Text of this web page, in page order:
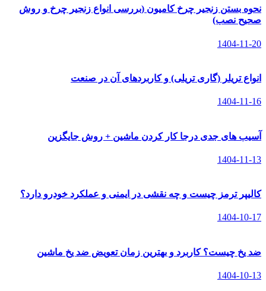
نحوه بستن زنجیر چرخ کامیون (بررسی انواع زنجیر چرخ و روش
صحیح نصب)
1404-11-20
انواع تریلر (گاری تریلی) و کاربردهای آن در صنعت
1404-11-16
آسیب های جدی درجا کار کردن ماشین + روش جایگزین
1404-11-13
کالیپر ترمز چیست و چه نقشی در ایمنی و عملکرد خودرو دارد؟
1404-10-17
ضد یخ چیست؟ کاربرد و بهترین زمان تعویض ضد یخ ماشین
1404-10-13